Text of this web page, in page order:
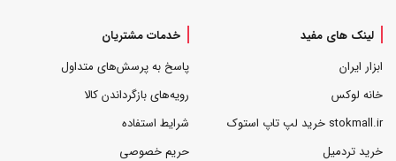
لینک های مفید
ابزار ایران
خانه لوکس
stokmall.ir خرید لپ تاپ استوک
خرید تردمیل
خدمات مشتریان
پاسخ به پرسش‌های متداول
رویه‌های بازگرداندن کالا
شرایط استفاده
حریم خصوصی